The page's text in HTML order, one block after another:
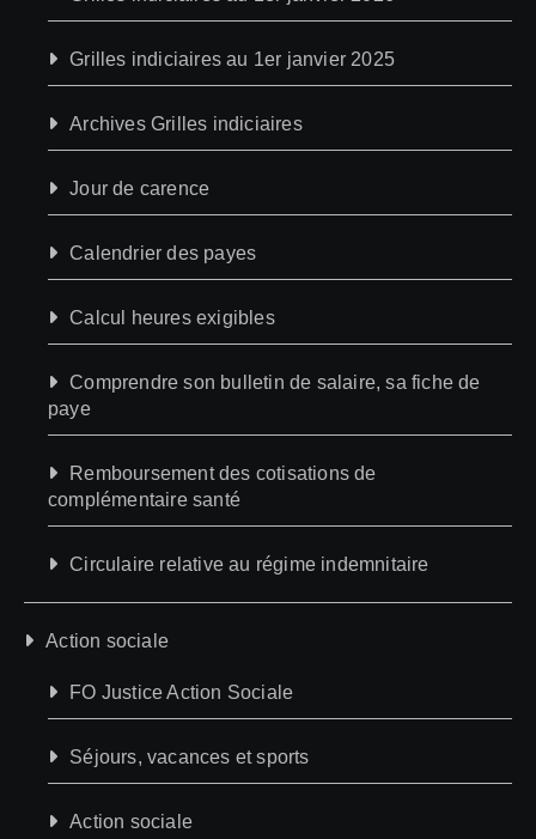
Grilles indiciaires au 1er janvier 2025
Archives Grilles indiciaires
Jour de carence
Calendrier des payes
Calcul heures exigibles
Comprendre son bulletin de salaire, sa fiche de
paye
Remboursement des cotisations de
complémentaire santé
Circulaire relative au régime indemnitaire
Action sociale
FO Justice Action Sociale
Séjours, vacances et sports
Action sociale